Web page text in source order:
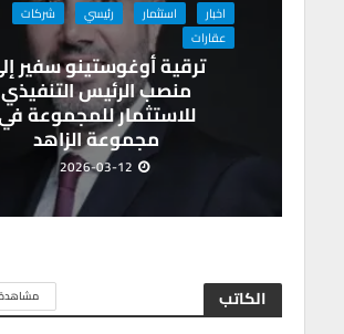
اخبار استثمار رئيسي
شركات
عقارات
ترقية أوغوستينو سفير
منصب الرئيس التنفيذي
للاستثمار للمجموعة
مجموعة الزاهد
2026-03-12
الكاتب